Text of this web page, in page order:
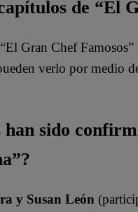
de “El
Gran Chef
verlo por medio
han sido
y Susan León